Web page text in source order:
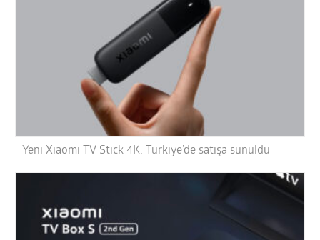
Yeni Xiaomi TV Stick 4K, Türkiye’de satışa sunuldu